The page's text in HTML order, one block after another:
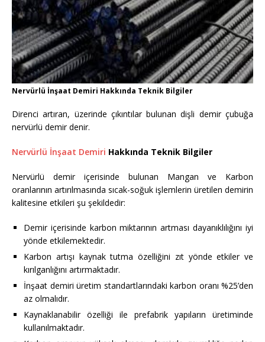
Nervürlü İnşaat Demiri Hakkında Teknik Bilgiler
Direnci artıran, üzerinde çıkıntılar bulunan dişli demir çubuğa
nervürlü demir denir.
Nervürlü İnşaat Demiri Hakkında Teknik Bilgiler
Nervürlü demir içerisinde bulunan Mangan ve Karbon
oranlarının artırılmasında sıcak-soğuk işlemlerin üretilen demirin
kalitesine etkileri şu şekildedir:
Demir içerisinde karbon miktarının artması dayanıklılığını iyi
yönde etkilemektedir.
Karbon artışı kaynak tutma özelliğini zıt yönde etkiler ve
kırılganlığını artırmaktadır.
İnşaat demiri üretim standartlarındaki karbon oranı %25’den
az olmalıdır.
Kaynaklanabilir özelliği ile prefabrik yapıların üretiminde
kullanılmaktadır.